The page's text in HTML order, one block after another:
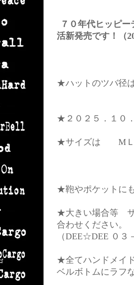
７０年代ヒッピ
活新発売です！（
★ハットのツバ径
★２０２５．１０
★サイズは М
★鞄やポケットに
★大きい場合等 サ
合わせください。
（DEE☆DEE ０３
★全てハンドメイ
ベルボトムにラフ